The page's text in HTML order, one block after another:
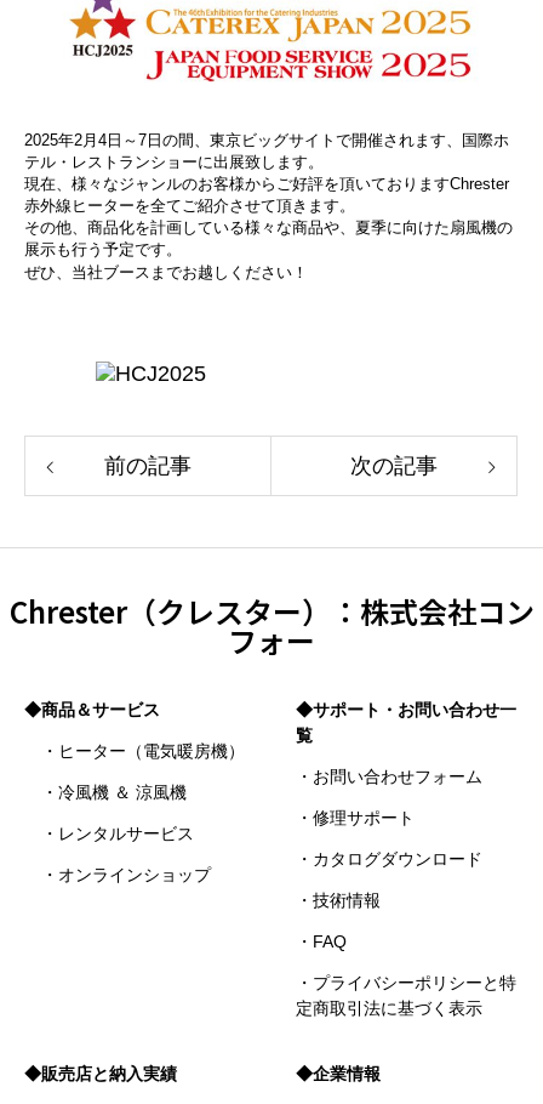
2025年2月4日～7日の間、東京ビッグサイトで開催されます、国際ホ
テル・レストランショーに出展致します。
現在、様々なジャンルのお客様からご好評を頂いておりますChrester
赤外線ヒーターを全てご紹介させて頂きます。
その他、商品化を計画している様々な商品や、夏季に向けた扇風機の
展示も行う予定です。
ぜひ、当社ブースまでお越しください！
前の記事 次の記事
Chrester（クレスター）：株式会社コン
フォー
◆商品＆サービス
・ヒーター（電気暖房機）
・冷風機 ＆ 涼風機
・レンタルサービス
・オンラインショップ
◆サポート・お問い合わせ一
覧
・お問い合わせフォーム
・修理サポート
・カタログダウンロード
・技術情報
・FAQ
・プライバシーポリシーと特
定商取引法に基づく表示
◆販売店と納入実績 ◆企業情報